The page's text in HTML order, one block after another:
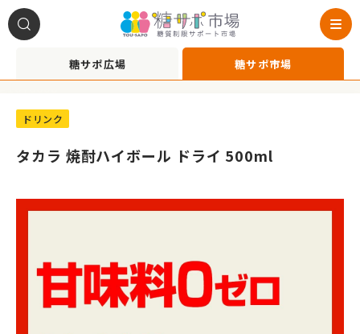
糖サポ広場 糖サポ市場
A1070006
ドリンク
タカラ 焼酎ハイボール ドライ 500ml